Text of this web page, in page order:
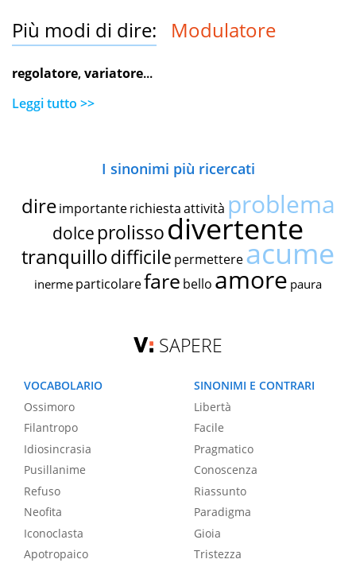
Più modi di dire: Modulatore
regolatore,variatore...
Leggi tutto >>
I sinonimi più ricercati
dire importante richiestaattività problema
dolce prolissodivertente
tranquillodifficile permettereacume
inerme particolarefare bello amore paura
SAPERE
VOCABOLARIO
Ossimoro
Filantropo
Idiosincrasia
Pusillanime
Refuso
Neofita
Iconoclasta
Apotropaico
SINONIMI E CONTRARI
Libertà
Facile
Pragmatico
Conoscenza
Riassunto
Paradigma
Gioia
Tristezza